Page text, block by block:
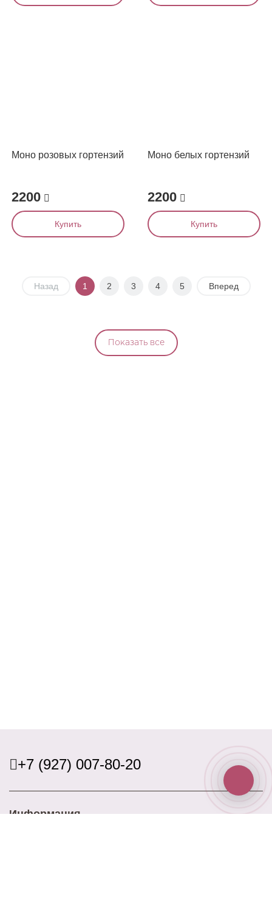
Моно розовых гортензий
2200
Купить
Моно белых гортензий
2200
Купить
Назад 1 2 3 4 5 Вперед
ПОЧЕМУ СТОИТ ЗАКАЗАТЬ БУКЕТ В 101
Показать все
+7 (927) 007-80-20
Информация